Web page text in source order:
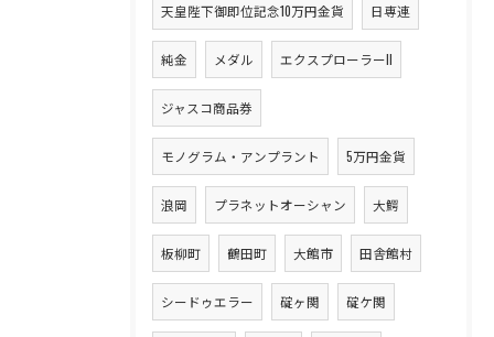
天皇陛下御即位記念10万円金貨 日専連
純金 メダル エクスプローラーII
ジャスコ商品券
モノグラム・アンプラント 5万円金貨
浪岡 プラネットオーシャン 大鰐
板柳町 鶴田町 大館市 田舎館村
シードゥエラー 碇ヶ関 碇ケ関